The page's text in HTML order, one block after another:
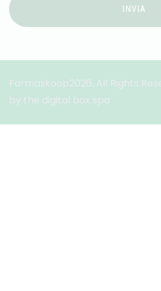
INVIA
Farmaskoop2026. All Rights
by the digital box spa